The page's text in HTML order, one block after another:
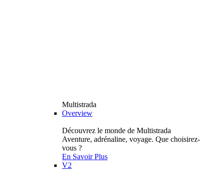
Multistrada
Overview
Découvrez le monde de Multistrada
Aventure, adrénaline, voyage. Que choisirez-
vous ?
En Savoir Plus
V2